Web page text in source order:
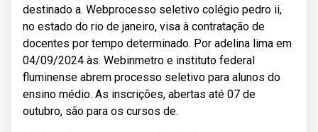
destinado a. Webprocesso seletivo colégio pedro ii,
no estado do rio de janeiro, visa à contratação de
docentes por tempo determinado. Por adelina lima em
04/09/2024 às. Webinmetro e instituto federal
fluminense abrem processo seletivo para alunos do
ensino médio. As inscrições, abertas até 07 de
outubro, são para os cursos de.